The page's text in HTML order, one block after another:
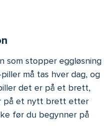
som stopper eggløsning
må tas hver dag, og
det er på et brett,
på et nytt brett etter
før du begynner på